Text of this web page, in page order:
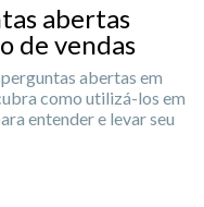
abertas
de vendas
abertas em
como utilizá-los em
entender e levar seu